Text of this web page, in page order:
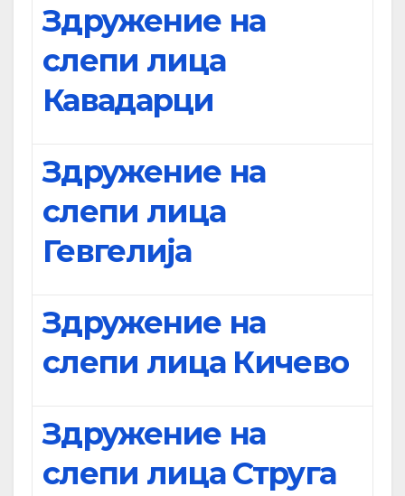
Здружение на
слепи лица
Кавадарци
Здружение на
слепи лица
Гевгелија
Здружение на
слепи лица Кичево
Здружение на
слепи лица Струга